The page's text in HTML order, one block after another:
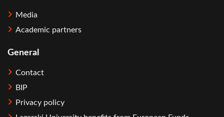
Media
Academic partners
General
Contact
BIP
Privacy policy